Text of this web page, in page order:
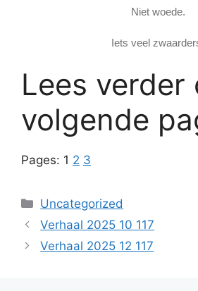
Niet woede.
Iets veel
Lees verder
volgende
Pages: 1 2 3
Categories
Uncategorized
Verhaal 2025 10 117
Verhaal 2025 12 117